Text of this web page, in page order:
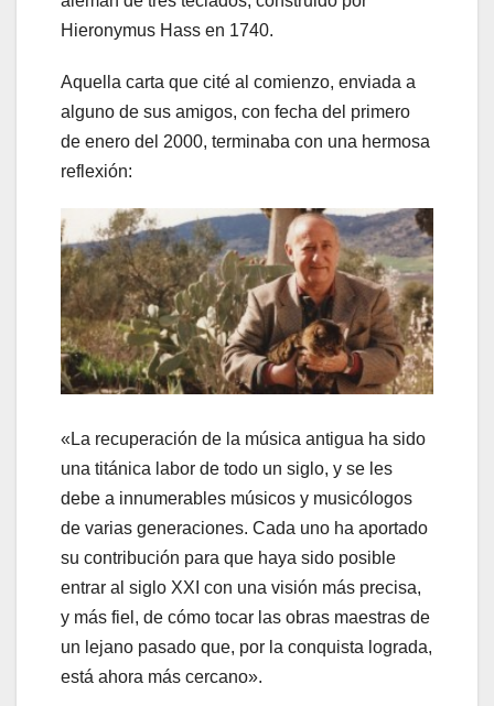
Hieronymus Hass en 1740.
Aquella carta que cité al comienzo, enviada a
alguno de sus amigos, con fecha del primero
de enero del 2000, terminaba con una hermosa
reflexión:
«La recuperación de la música antigua ha sido
una titánica labor de todo un siglo, y se les
debe a innumerables músicos y musicólogos
de varias generaciones. Cada uno ha aportado
su contribución para que haya sido posible
entrar al siglo XXI con una visión más precisa,
y más fiel, de cómo tocar las obras maestras de
un lejano pasado que, por la conquista lograda,
está ahora más cercano».